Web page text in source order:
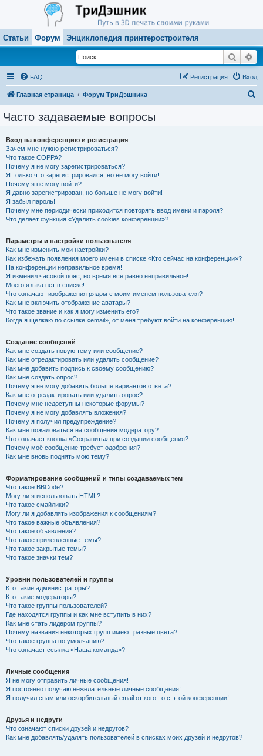
Статьи Форум Энциклопедия принтеростроителя
Поиск
FAQ Вход
Регистрация
Главная страница Форум ТриДэшника
Часто задаваемые вопросы
Вход на конференцию и регистрация
Зачем мне нужно регистрироваться?
Что такое COPPA?
Почему я не могу зарегистрироваться?
Я только что зарегистрировался, но не могу войти!
Почему я не могу войти?
Я давно зарегистрирован, но больше не могу войти!
Я забыл пароль!
Почему мне периодически приходится повторять ввод имени и пароля?
Что делает функция «Удалить cookies конференции»?
Параметры и настройки пользователя
Как мне изменить мои настройки?
Как избежать появления моего имени в списке «Кто сейчас на конференции»?
На конференции неправильное время!
Я изменил часовой пояс, но время всё равно неправильное!
Моего языка нет в списке!
Что означают изображения рядом с моим именем пользователя?
Как мне включить отображение аватары?
Что такое звание и как я могу изменить его?
Когда я щёлкаю по ссылке «email», от меня требуют войти на конференцию!
Создание сообщений
Как мне создать новую тему или сообщение?
Как мне отредактировать или удалить сообщение?
Как мне добавить подпись к своему сообщению?
Как мне создать опрос?
Почему я не могу добавить больше вариантов ответа?
Как мне отредактировать или удалить опрос?
Почему мне недоступны некоторые форумы?
Почему я не могу добавлять вложения?
Почему я получил предупреждение?
Как мне пожаловаться на сообщения модератору?
Что означает кнопка «Сохранить» при создании сообщения?
Почему моё сообщение требует одобрения?
Как мне вновь поднять мою тему?
Форматирование сообщений и типы создаваемых тем
Что такое BBCode?
Могу ли я использовать HTML?
Что такое смайлики?
Могу ли я добавлять изображения к сообщениям?
Что такое важные объявления?
Что такое объявления?
Что такое прилепленные темы?
Что такое закрытые темы?
Что такое значки тем?
Уровни пользователей и группы
Кто такие администраторы?
Кто такие модераторы?
Что такое группы пользователей?
Где находятся группы и как мне вступить в них?
Как мне стать лидером группы?
Почему названия некоторых групп имеют разные цвета?
Что такое группа по умолчанию?
Что означает ссылка «Наша команда»?
Личные сообщения
Я не могу отправить личные сообщения!
Я постоянно получаю нежелательные личные сообщения!
Я получил спам или оскорбительный email от кого-то с этой конференции!
Друзья и недруги
Что означают списки друзей и недругов?
Как мне добавлять/удалять пользователей в списках моих друзей и недругов?